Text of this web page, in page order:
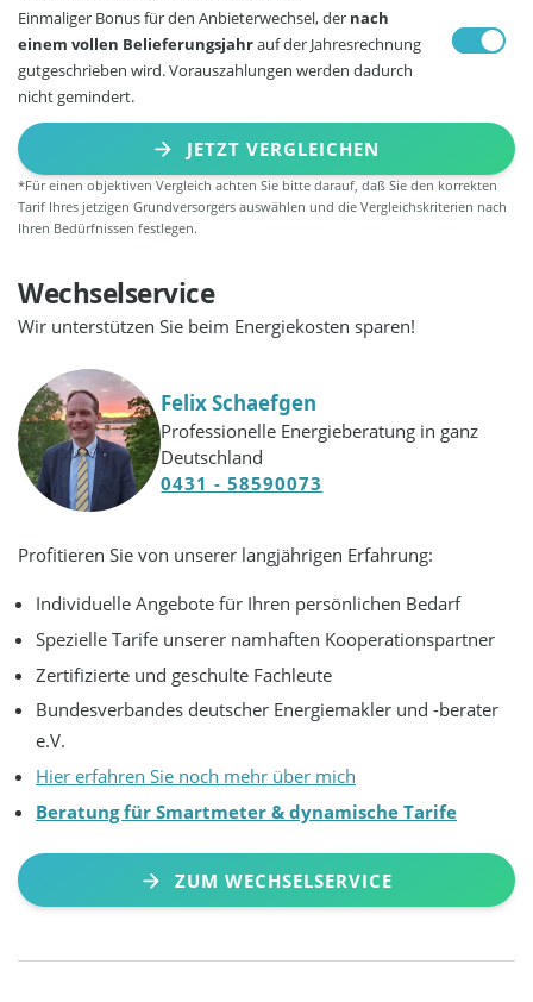
Einmaliger Bonus für den Anbieterwechsel, der nach
einem vollen Belieferungsjahrauf der Jahresrechnung
gutgeschrieben wird. Vorauszahlungen werden dadurch
nicht gemindert.
JETZT VERGLEICHEN
*Für einen objektiven Vergleich achten Sie bitte darauf, daß Sie den korrekten
Tarif Ihres jetzigen Grundversorgers auswählen und die Vergleichskriterien nach
Ihren Bedürfnissen festlegen.
Wechselservice
Wir unterstützen Sie beim Energiekosten sparen!
Felix Schaefgen
Professionelle Energieberatung in ganz
Deutschland
0431 - 58590073
Profitieren Sie von unserer langjährigen Erfahrung:
Individuelle Angebote für Ihren persönlichen Bedarf
Spezielle Tarife unserer namhaften Kooperationspartner
Zertifizierte und geschulte Fachleute
Bundesverbandes deutscher Energiemakler und -berater
e.V.
Hier erfahren Sie noch mehr über mich
Beratung für Smartmeter & dynamische Tarife
ZUM WECHSELSERVICE